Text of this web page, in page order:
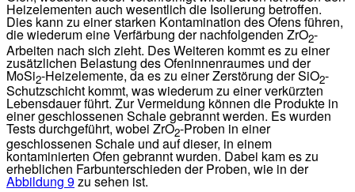
Heizelementen auch wesentlich die Isolierung betroffen.
Dies kann zu einer starken Kontamination des Ofens führen,
die wiederum eine Verfärbung der nachfolgenden ZrO2-
Arbeiten nach sich zieht. Des Weiteren kommt es zu einer
zusätzlichen Belastung des Ofeninnenraumes und der
MoSi2-Heizelemente, da es zu einer Zerstörung der SiO2-
Schutzschicht kommt, was wiederum zu einer verkürzten
Lebensdauer führt. Zur Vermeidung können die Produkte in
einer geschlossenen Schale gebrannt werden. Es wurden
Tests durchgeführt, wobei ZrO2-Proben in einer
geschlossenen Schale und auf dieser, in einem
kontaminierten Ofen gebrannt wurden. Dabei kam es zu
erheblichen Farbunterschieden der Proben, wie in der
Abbildung 9zu sehen ist.